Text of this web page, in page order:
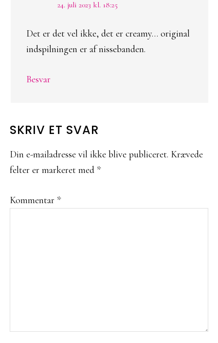
24. juli 2023 kl. 18:25
Det er det vel ikke, det er creamy… original
indspilningen er af nissebanden.
Besvar
SKRIV ET SVAR
Din e-mailadresse vil ikke blive publiceret. Krævede
felter er markeret med *
Kommentar *